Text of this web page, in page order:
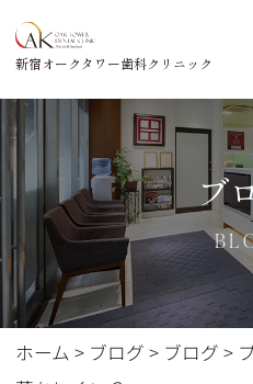
新宿オークタワー歯科クリニック
ブ
ホーム > ブログ > ブログ >